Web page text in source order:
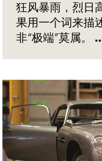
狂风暴雨，烈日
果用一个词来描
非“极端”莫属。